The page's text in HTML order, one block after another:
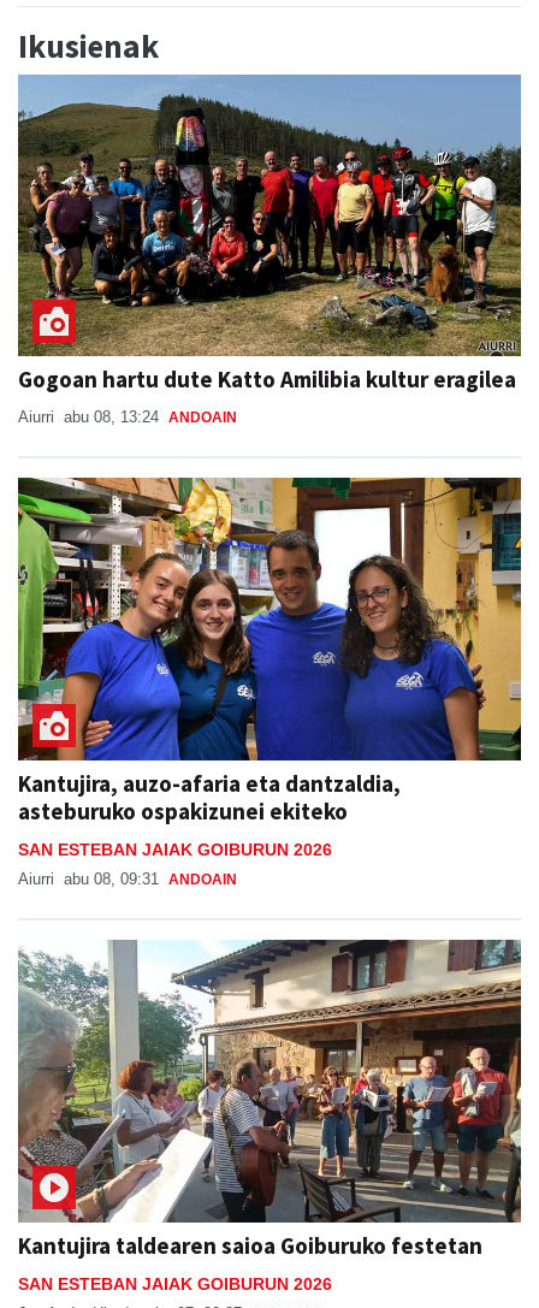
Ikusienak
Gogoan hartu dute Katto Amilibia kultur eragilea
Aiurri abu 08, 13:24 ANDOAIN
Kantujira, auzo-afaria eta dantzaldia,
asteburuko ospakizunei ekiteko
SAN ESTEBAN JAIAK GOIBURUN 2026
Aiurri abu 08, 09:31 ANDOAIN
Kantujira taldearen saioa Goiburuko festetan
SAN ESTEBAN JAIAK GOIBURUN 2026